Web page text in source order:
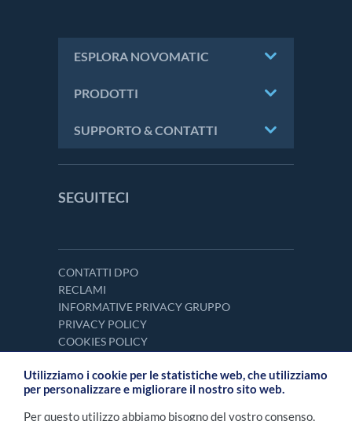
ESPLORA NOVOMATIC
PRODOTTI
SUPPORTO & CONTATTI
SEGUITECI
CONTATTI DPO
RECLAMI
INFORMATIVE PRIVACY GRUPPO
PRIVACY POLICY
COOKIES POLICY
Utilizziamo i cookie per le statistiche web, che utilizziamo
per personalizzare e migliorare il nostro sito web.
Per questo utilizzo abbiamo bisogno del vostro consenso,